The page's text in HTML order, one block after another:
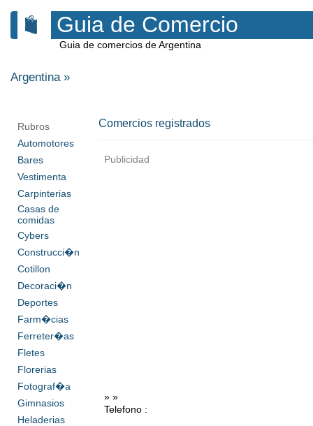
Guia de Comercio
Guia de comercios de Argentina
Argentina»
Rubros
Automotores
Bares
Vestimenta
Carpinterias
Casas de
comidas
Cybers
Construcci�n
Cotillon
Decoraci�n
Deportes
Farm�cias
Ferreter�as
Fletes
Florerias
Fotograf�a
Gimnasios
Heladerias
Comercios registrados
Publicidad
» »
Telefono :